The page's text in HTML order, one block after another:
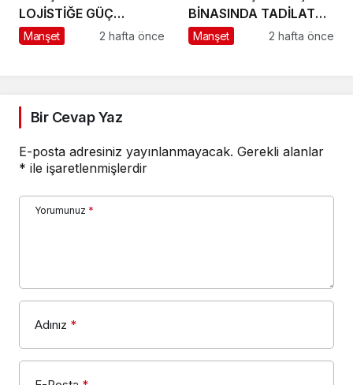
LOJİSTİĞE GÜÇ
KATACAK ADIM
Manşet 2 hafta önce
BİNASINDA TADİLAT
BAŞLADI
Manşet 2 hafta önce
Bir Cevap Yaz
E-posta adresiniz yayınlanmayacak. Gerekli alanlar
* ile işaretlenmişlerdir
Yorumunuz *
Adınız *